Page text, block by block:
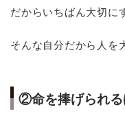
だからいちばん大切に
そんな自分だから人を
②命を捧げられる